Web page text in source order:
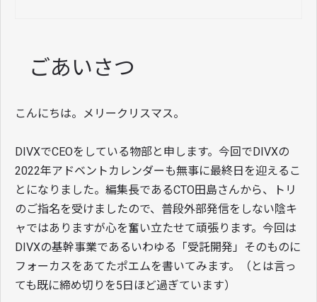
ごあいさつ
こんにちは。メリークリスマス。
DIVXでCEOをしている物部と申します。今回でDIVXの
2022年アドベントカレンダーも無事に最終日を迎えるこ
とになりました。編集長であるCTO田島さんから、トリ
のご指名を受けましたので、普段外部発信をしない陰キ
ャではありますが心を奮い立たせて頑張ります。今回は
DIVXの基幹事業であるいわゆる「受託開発」そのものに
フォーカスをあてたポエムを書いてみます。（とは言っ
ても既に締め切りを5日ほど過ぎています）